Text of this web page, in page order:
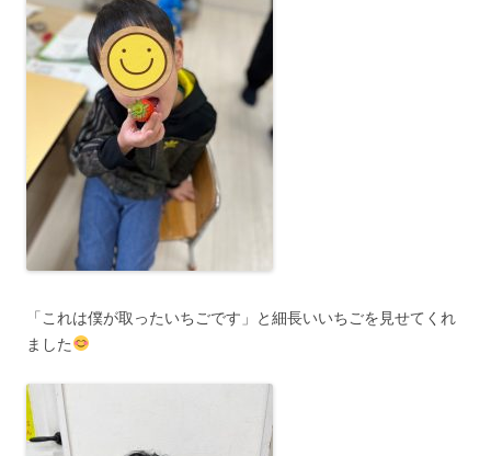
「これは僕が取ったいちごです」と細長いいちごを見せてくれ
ました